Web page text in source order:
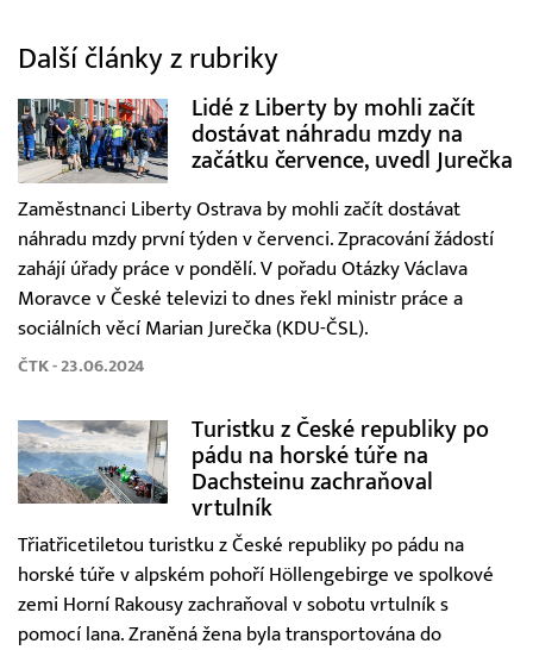
Další články z rubriky
Lidé z Liberty by mohli začít
dostávat náhradu mzdy na
začátku července, uvedl Jurečka
Zaměstnanci Liberty Ostrava by mohli začít dostávat
náhradu mzdy první týden v červenci. Zpracování žádostí
zahájí úřady práce v pondělí. V pořadu Otázky Václava
Moravce v České televizi to dnes řekl ministr práce a
sociálních věcí Marian Jurečka (KDU-ČSL).
ČTK - 23.06.2024
Turistku z České republiky po
pádu na horské túře na
Dachsteinu zachraňoval
vrtulník
Třiatřicetiletou turistku z České republiky po pádu na
horské túře v alpském pohoří Höllengebirge ve spolkové
zemi Horní Rakousy zachraňoval v sobotu vrtulník s
pomocí lana. Zraněná žena byla transportována do